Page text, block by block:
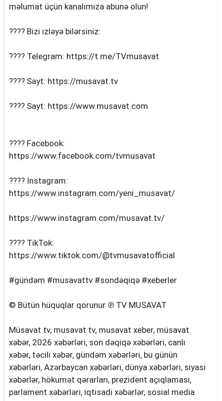
məlumat üçün kanalımıza abunə olun!
???? Bizi izləyə bilərsiniz:
???? Telegram: https://t.me/TVmusavat
???? Sayt: https://musavat.tv
???? Sayt: https://www.musavat.com
???? Facebook:
https://www.facebook.com/tvmusavat
???? Instagram:
https://www.instagram.com/yeni_musavat/
https://www.instagram.com/musavat.tv/
???? TikTok:
https://www.tiktok.com/@tvmusavatofficial
#gündəm #musavattv #sondəqiqə #xeberler
© Bütün hüquqlar qorunur ℗ TV MUSAVAT
Müsavat tv, musavat tv, musavat xeber, müsavat
xəbər, 2026 xəbərləri, son dəqiqə xəbərləri, canlı
xəbər, təcili xəbər, gündəm xəbərləri, bu günün
xəbərləri, Azərbaycan xəbərləri, dünya xəbərləri, siyasi
xəbərlər, hökumət qərarları, prezident açıqlaması,
parlament xəbərləri, iqtisadi xəbərlər, sosial media